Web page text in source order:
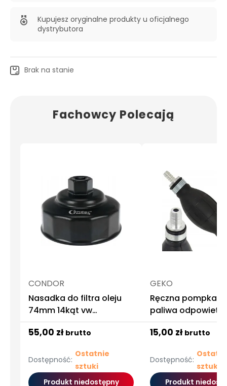
Kupujesz oryginalne produkty u oficjalnego
dystrybutora
Brak na stanie
Fachowcy Polecają
CONDOR
Nasadka do filtra oleju
74mm 14kąt vw
mercedes
55,00 zł brutto
Dostępność:
Ostatnie
sztuki
Produkt niedostępny
GEKO
Ręczna pompka
paliwa
gruszka
15,00 zł brutto
Dostępność:
sztuki
Produkt